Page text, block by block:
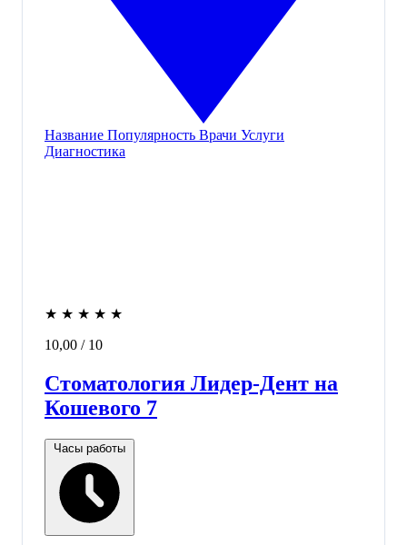
Название Популярность Врачи Услуги
Диагностика
★ ★ ★ ★ ★
10,00 / 10
Стоматология Лидер-Дент на
Кошевого 7
Часы работы